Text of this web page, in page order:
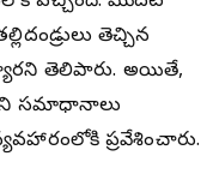
తెచ్చిన
తెలిపారు. అయితే,
సమాధానాలు
ప్రవేశించారు.